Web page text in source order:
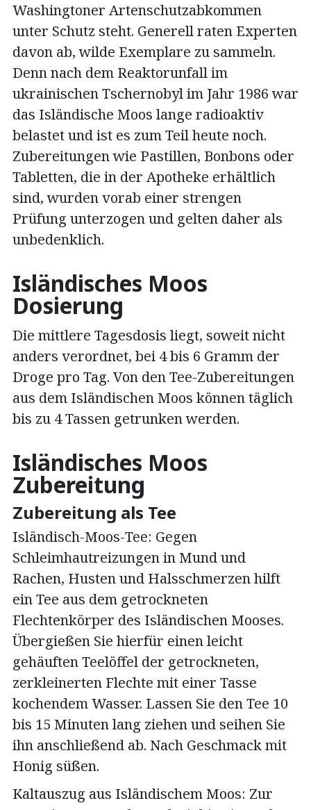
Washingtoner Artenschutzabkommen
unter Schutz steht. Generell raten Experten
davon ab, wilde Exemplare zu sammeln.
Denn nach dem Reaktorunfall im
ukrainischen Tschernobyl im Jahr 1986 war
das Isländische Moos lange radioaktiv
belastet und ist es zum Teil heute noch.
Zubereitungen wie Pastillen, Bonbons oder
Tabletten, die in der Apotheke erhältlich
sind, wurden vorab einer strengen
Prüfung unterzogen und gelten daher als
unbedenklich.
Isländisches Moos
Dosierung
Die mittlere Tagesdosis liegt, soweit nicht
anders verordnet, bei 4 bis 6 Gramm der
Droge pro Tag. Von den Tee-Zubereitungen
aus dem Isländischen Moos können täglich
bis zu 4 Tassen getrunken werden.
Isländisches Moos
Zubereitung
Zubereitung als Tee
Isländisch-Moos-Tee: Gegen
Schleimhautreizungen in Mund und
Rachen, Husten und Halsschmerzen hilft
ein Tee aus dem getrockneten
Flechtenkörper des Isländischen Mooses.
Übergießen Sie hierfür einen leicht
gehäuften Teelöffel der getrockneten,
zerkleinerten Flechte mit einer Tasse
kochendem Wasser. Lassen Sie den Tee 10
bis 15 Minuten lang ziehen und seihen Sie
ihn anschließend ab. Nach Geschmack mit
Honig süßen.
Kaltauszug aus Isländischem Moos: Zur